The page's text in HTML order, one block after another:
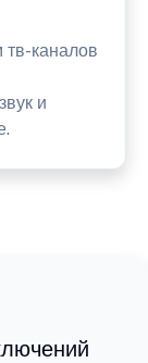
тв-каналов
и